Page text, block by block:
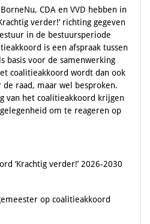
CDA en VVD hebben in
verder!’ richting gegeven
in de bestuursperiode
is een afspraak tussen
basis voor de samenwerking
coalitieakkoord wordt dan ook
raad, maar wel besproken.
van het coalitieakkoord krijgen
om te reageren op
‘Krachtig verder!’ 2026-2030
op coalitieakkoord